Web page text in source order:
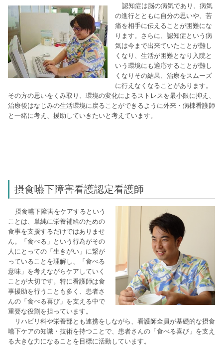
認知症は脳の病気であり、病気
の進行とともに自分の思いや、苦
痛を相手に伝えることが困難にな
ります。さらに、認知症という病
気は今まで出来ていたことが難し
くなり、生活が困難となり入院と
いう環境にも適応することが難し
くなりその結果、治療をスムーズ
に行えなくなることがあります。
その方の思いをくみ取り、環境の変化によるストレスを最小限に抑え、
治療後はなじみの生活環境に戻ることができるように外来・病棟看護師
と一緒に考え、援助していきたいと考えています。
摂食嚥下障害看護認定看護師
摂食嚥下障害をケアするという
ことは、単純に栄養補給のための
食事を支援するだけではありませ
ん。「食べる」という行為がその
人にとっての「生きがい」に繋が
っていることを理解し、「食べる
意味」を考えながらケアしていく
ことが大切です。特に看護師は食
事援助を行うことも多く、患者さ
んの「食べる喜び」を支える中で
重要な役割を担っています。
リハビリ科や栄養部とも連携をしながら、看護師全員が基礎的な摂食
嚥下ケアの知識・技術を持つことで、患者さんの「食べる喜び」を支え
る大きな力になることを目標に活動しています。